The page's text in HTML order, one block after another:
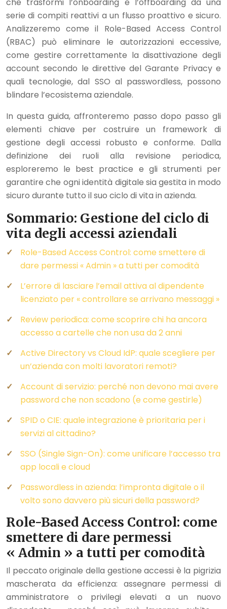
che trasformi l’onboarding e l’offboarding da una
serie di compiti reattivi a un flusso proattivo e sicuro.
Analizzeremo come il Role-Based Access Control
(RBAC) può eliminare le autorizzazioni eccessive,
come gestire correttamente la disattivazione degli
account secondo le direttive del Garante Privacy e
quali tecnologie, dal SSO al passwordless, possono
blindare l’ecosistema aziendale.
In questa guida, affronteremo passo dopo passo gli
elementi chiave per costruire un framework di
gestione degli accessi robusto e conforme. Dalla
definizione dei ruoli alla revisione periodica,
esploreremo le best practice e gli strumenti per
garantire che ogni identità digitale sia gestita in modo
sicuro durante tutto il suo ciclo di vita in azienda.
Sommario: Gestione del ciclo di
vita degli accessi aziendali
Role-Based Access Control: come smettere di
dare permessi « Admin » a tutti per comodità
L’errore di lasciare l’email attiva al dipendente
licenziato per « controllare se arrivano messaggi »
Review periodica: come scoprire chi ha ancora
accesso a cartelle che non usa da 2 anni
Active Directory vs Cloud IdP: quale scegliere per
un’azienda con molti lavoratori remoti?
Account di servizio: perché non devono mai avere
password che non scadono (e come gestirle)
SPID o CIE: quale integrazione è prioritaria per i
servizi al cittadino?
SSO (Single Sign-On): come unificare l’accesso tra
app locali e cloud
Passwordless in azienda: l’impronta digitale o il
volto sono davvero più sicuri della password?
Role-Based Access Control: come
smettere di dare permessi
« Admin » a tutti per comodità
Il peccato originale della gestione accessi è la pigrizia
mascherata da efficienza: assegnare permessi di
amministratore o privilegi elevati a un nuovo